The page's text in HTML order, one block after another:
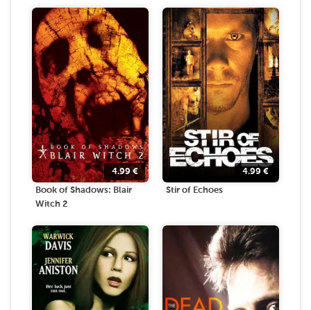
4.99 €
Book of Shadows: Blair
Witch 2
4.99 €
Stir of Echoes